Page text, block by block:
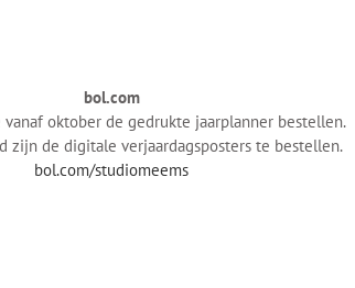
bol.com
oktober de gedrukte jaarplanner bestellen.
zijn de digitale verjaardagsposters te bestellen.
bol.com/studiomeems